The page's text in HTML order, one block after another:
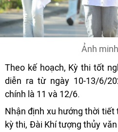
Ảnh
Theo kế hoạch, Kỳ thi tốt
diễn ra từ ngày 10-13/6/
chính là 11 và 12/6.
Nhận định xu hướng thời tiết
kỳ thi, Đài Khí tượng thủy